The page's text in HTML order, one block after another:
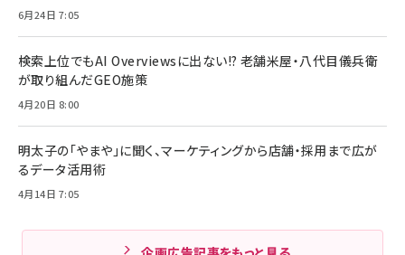
6月24日 7:05
検索上位でもAI Overviewsに出ない!? 老舗米屋・八代目儀兵衛
が取り組んだGEO施策
4月20日 8:00
明太子の「やまや」に聞く、マーケティングから店舗・採用まで広が
るデータ活用術
4月14日 7:05